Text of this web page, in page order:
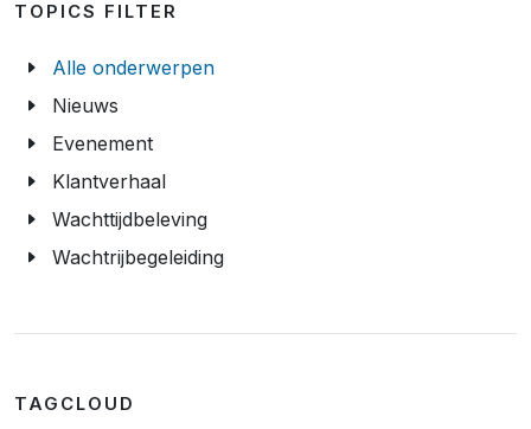
TOPICS FILTER
Alle onderwerpen
Nieuws
Evenement
Klantverhaal
Wachttijdbeleving
Wachtrijbegeleiding
TAGCLOUD